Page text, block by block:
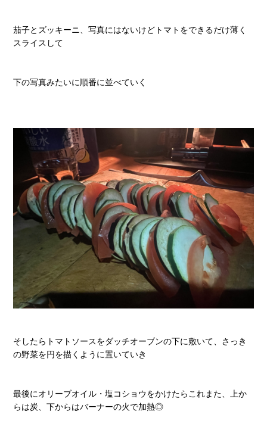
茄子とズッキーニ、写真にはないけどトマトをできるだけ薄く
スライスして
下の写真みたいに順番に並べていく
そしたらトマトソースをダッチオーブンの下に敷いて、さっき
の野菜を円を描くように置いていき
最後にオリーブオイル・塩コショウをかけたらこれまた、上か
らは炭、下からはバーナーの火で加熱◎